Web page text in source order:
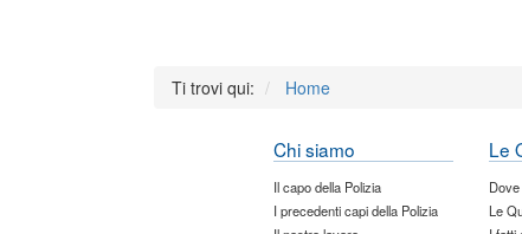
Ti trovi qui: Home
Chi siamo
Il capo della Polizia
I precedenti capi della Polizia
Le
Le